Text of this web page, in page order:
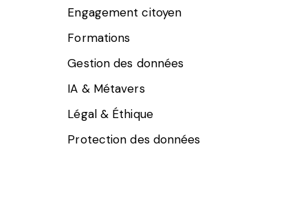
Engagement citoyen
Formations
Gestion des données
IA & Métavers
Légal & Éthique
Protection des données